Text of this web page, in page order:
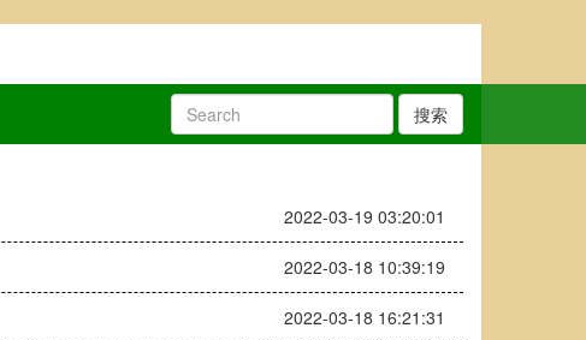
搜索
2022-03-19 03:20:01
2022-03-18 10:39:19
2022-03-18 16:21:31